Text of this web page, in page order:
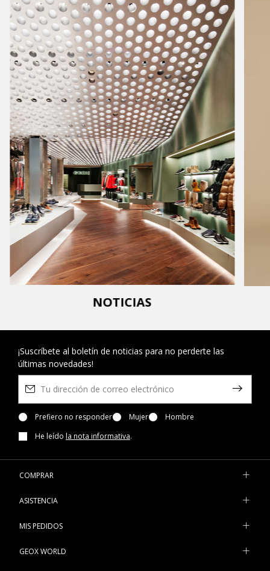
NOTICIAS
¡Suscríbete al boletín de noticias para no perderte las
últimas novedades!
Prefiero no responder Mujer
Hombre
He leído la nota informativa.
COMPRAR
ASISTENCIA
MIS PEDIDOS
GEOX WORLD